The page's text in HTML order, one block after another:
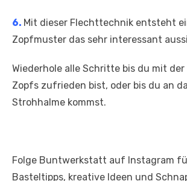
6. Mit dieser Flechttechnik entsteht
Zopfmuster das sehr interessant
Wiederhole alle Schritte bis du mit der
Zopfs zufrieden bist, oder bis du an
Strohhalme kommst.
Folge Buntwerkstatt auf Instagram
Basteltipps, kreative Ideen und